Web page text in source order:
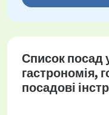
Список посад
гастрономія,
посадові